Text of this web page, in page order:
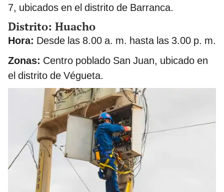
7, ubicados en el distrito de Barranca.
Distrito: Huacho
Hora: Desde las 8.00 a. m. hasta las 3.00 p. m.
Zonas: Centro poblado San Juan, ubicado en
el distrito de Végueta.